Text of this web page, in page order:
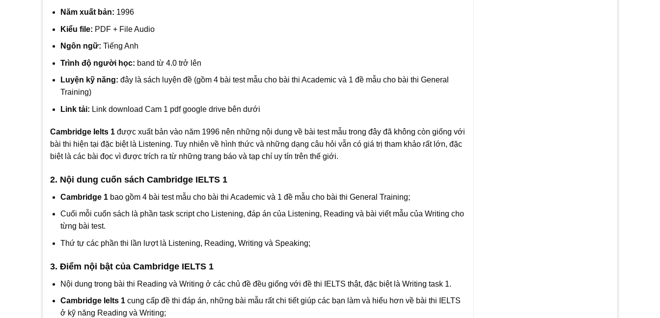
Năm xuất bản: 1996
Kiểu file: PDF + File Audio
Ngôn ngữ: Tiếng Anh
Trình độ người học: band từ 4.0 trở lên
Luyện kỹ năng: đây là sách luyện đề (gồm 4 bài test mẫu cho bài thi Academic và 1 đề mẫu cho bài thi General
Training)
Link tải: Link download Cam 1 pdf google drive bên dưới
Cambridge Ielts 1 được xuất bản vào năm 1996 nên những nội dung về bài test mẫu trong đây đã không còn giống với
bài thi hiện tại đặc biệt là Listening. Tuy nhiên về hình thức và những dạng câu hỏi vẫn có giá trị tham khảo rất lớn, đặc
biệt là các bài đọc vì được trích ra từ những trang báo và tạp chí uy tín trên thế giới.
2. Nội dung cuốn sách Cambridge IELTS 1
Cambridge 1bao gồm 4 bài test mẫu cho bài thi Academic và 1 đề mẫu cho bài thi General Training;
Cuối mỗi cuốn sách là phần task script cho Listening, đáp án của Listening, Reading và bài viết mẫu của Writing cho
từng bài test.
Thứ tự các phần thi lần lượt là Listening, Reading, Writing và Speaking;
3. Điểm nội bật của Cambridge IELTS 1
Nội dung trong bài thi Reading và Writing ở các chủ đề đều giống với đề thi IELTS thật, đặc biệt là Writing task 1.
Cambridge Ielts 1 cung cấp đề thi đáp án, những bài mẫu rất chi tiết giúp các bạn làm và hiểu hơn về bài thi IELTS
ở kỹ năng Reading và Writing;